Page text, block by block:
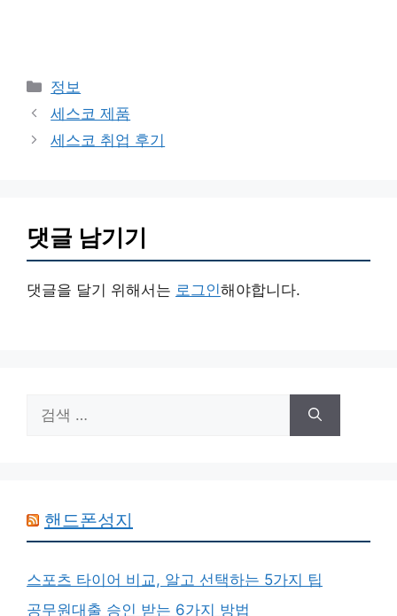
카
테
고
리
정보
세스코 제품
세스코 취업 후기
댓글 남기기
댓글을 달기 위해서는 로그인해야합니다.
색:
핸드폰성지
스포츠 타이어 비교, 알고 선택하는 5가지 팁
공무원대출 승인 받는 6가지 방법